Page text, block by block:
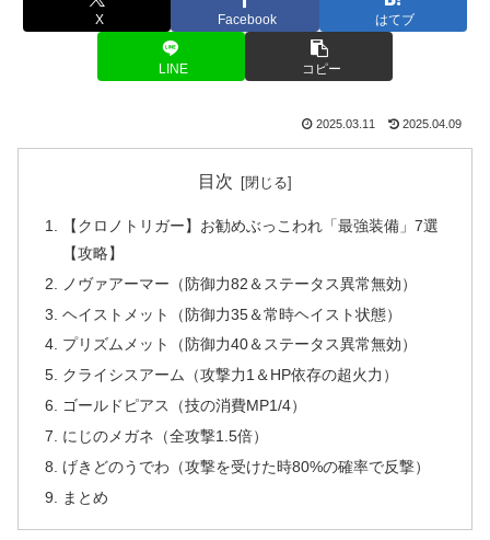
X Facebook はてブ
LINE コピー
2025.03.11 2025.04.09
目次
【クロノトリガー】お勧めぶっこわれ「最強装備」7選
【攻略】
ノヴァアーマー（防御力82＆ステータス異常無効）
ヘイストメット（防御力35＆常時ヘイスト状態）
プリズムメット（防御力40＆ステータス異常無効）
クライシスアーム（攻撃力1＆HP依存の超火力）
ゴールドピアス（技の消費MP1/4）
にじのメガネ（全攻撃1.5倍）
げきどのうでわ（攻撃を受けた時80%の確率で反撃）
まとめ